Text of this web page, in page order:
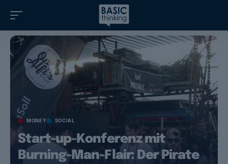
MONEY SOCIAL
Start-up-Konferenz mit
Burning-Man-Flair: Der Pirate